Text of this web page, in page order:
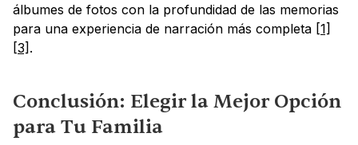
álbumes de fotos con la profundidad de las memorias
para una experiencia de narración más completa [1]
[3] .
Conclusión: Elegir la Mejor Opción
para Tu Familia